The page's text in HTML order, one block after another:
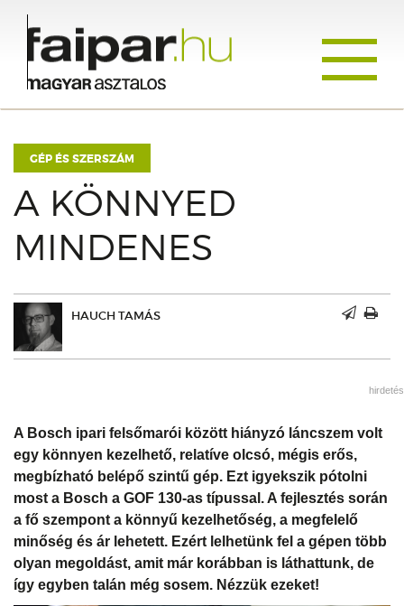
GÉP ÉS SZERSZÁM
A KÖNNYED
MINDENES
HAUCH TAMÁS
hirdetés
A Bosch ipari felsőmarói között hiányzó láncszem volt
egy könnyen kezelhető, relatíve olcsó, mégis erős,
megbízható belépő szintű gép. Ezt igyekszik pótolni
most a Bosch a GOF 130-as típussal. A fejlesztés során
a fő szempont a könnyű kezelhetőség, a megfelelő
minőség és ár lehetett. Ezért lelhetünk fel a gépen több
olyan megoldást, amit már korábban is láthattunk, de
így egyben talán még sosem. Nézzük ezeket!